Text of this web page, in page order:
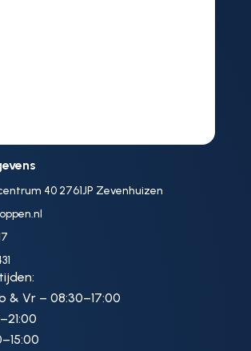
40 2761JP Zevenhuizen
& Vr – 08:30–17:00